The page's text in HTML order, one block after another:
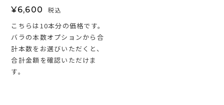
¥6,600 税込
こちらは10本分の価格です。
バラの本数オプションから合
計本数をお選びいただくと、
合計金額を確認いただけま
す。